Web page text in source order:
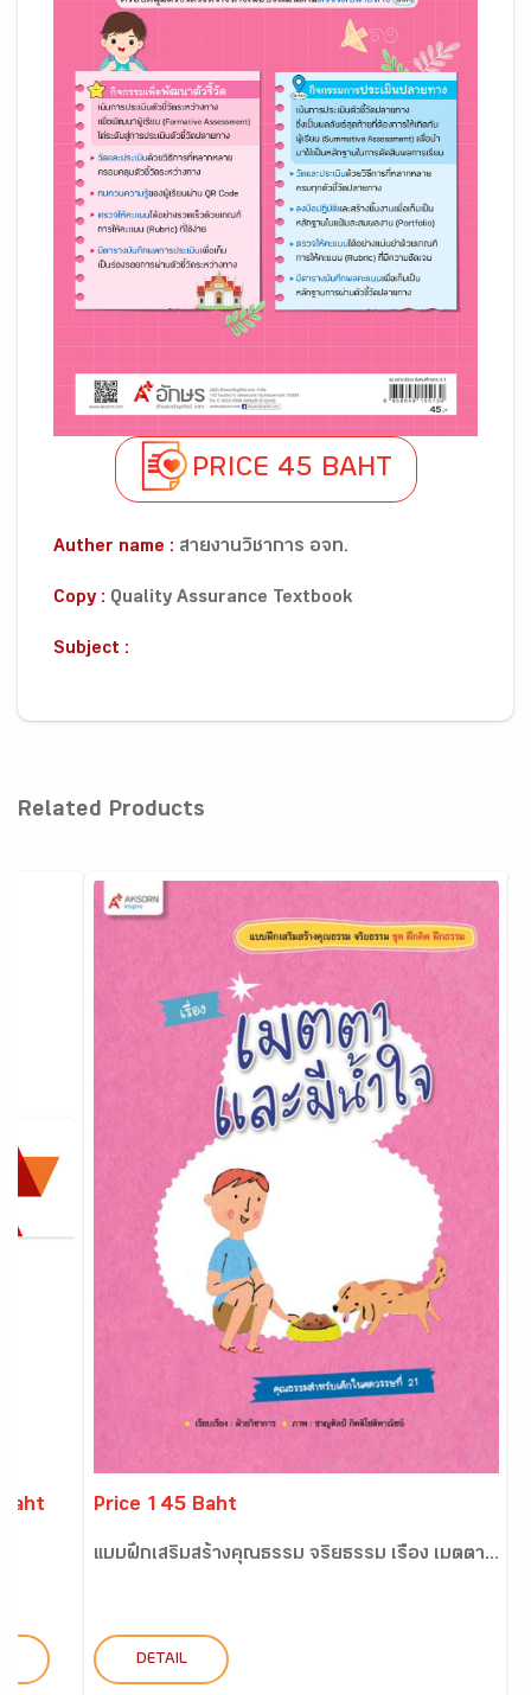
PRICE 45 BAHT
Auther name : สายงานวิชาการ อจท.
Copy : Quality Assurance Textbook
Subject :
Related Products
Price 145 Baht
แบบฝึกเสริมสร้างคุณธรรม จริยธรรม เรื่อง เมตตา...
DETAIL